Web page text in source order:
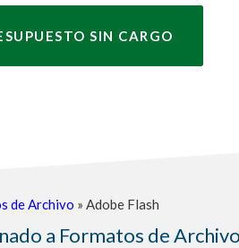
SIN CARGO
de Archivo » Adobe Flash
a Formatos de